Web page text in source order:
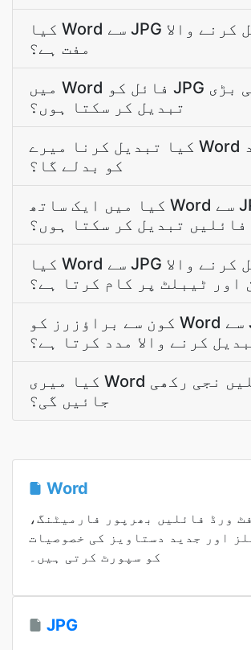
کیا Word سے JPG تبدیل کرنے والا
مفت ہے؟
میں Word فائل کو JPG میں کتنی بڑی
تبدیل کر سکتا ہوں؟
کیا تبدیل کرنا میرے Word کے مواد
کو بدلے گا؟
کیا میں ایک ساتھ Word سے JPG تک
فائلیں تبدیل کر سکتا ہوں؟
کیا Word سے JPG تبدیل کرنے والا
اور ٹیبلٹ پر کام کرتا ہے؟
کون سے براؤزرز کو Word سے JPG
کرنے والا مدد کرتا ہے؟
کیا میری Word فائلیں نجی رکھی
جائیں گی؟
Word
ورڈ فائلیں بھرپور فارمیٹنگ،
اور جدید دستاویز کی خصوصیات
کو سپورٹ کرتی ہیں۔
JPG